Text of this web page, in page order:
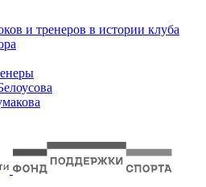
и тренеров в истории клуба